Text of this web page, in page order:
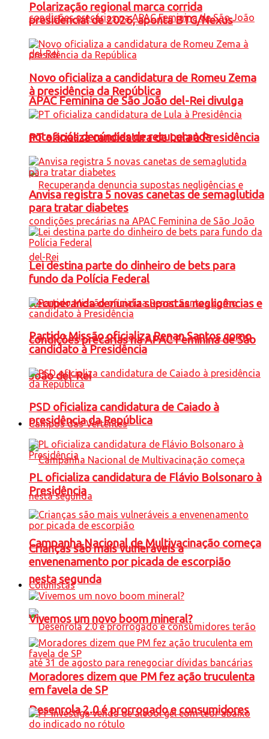
APAC Feminina de São João del-Rei divulga
nota após denúncias de recuperanda
Recuperanda denuncia supostas negligências e
condições precárias na APAC Feminina de São
João del-Rei
Campos das Vertentes
Campanha Nacional de Multivacinação começa
nesta segunda
Desenrola 2.0 é prorrogado e consumidores
Polarização regional marca corrida
presidencial de 2026, aponta BTG/Nexus
Novo oficializa a candidatura de Romeu Zema
à presidência da República
PT oficializa candidatura de Lula à Presidência
Anvisa registra 5 novas canetas de semaglutida
para tratar diabetes
Lei destina parte do dinheiro de bets para
fundo da Polícia Federal
Partido Missão oficializa Renan Santos como
candidato à Presidência
PSD oficializa candidatura de Caiado à
presidência da República
PL oficializa candidatura de Flávio Bolsonaro à
Presidência
Crianças são mais vulneráveis a
envenenamento por picada de escorpião
Colunistas
Vivemos um novo boom mineral?
Moradores dizem que PM fez ação truculenta
em favela de SP